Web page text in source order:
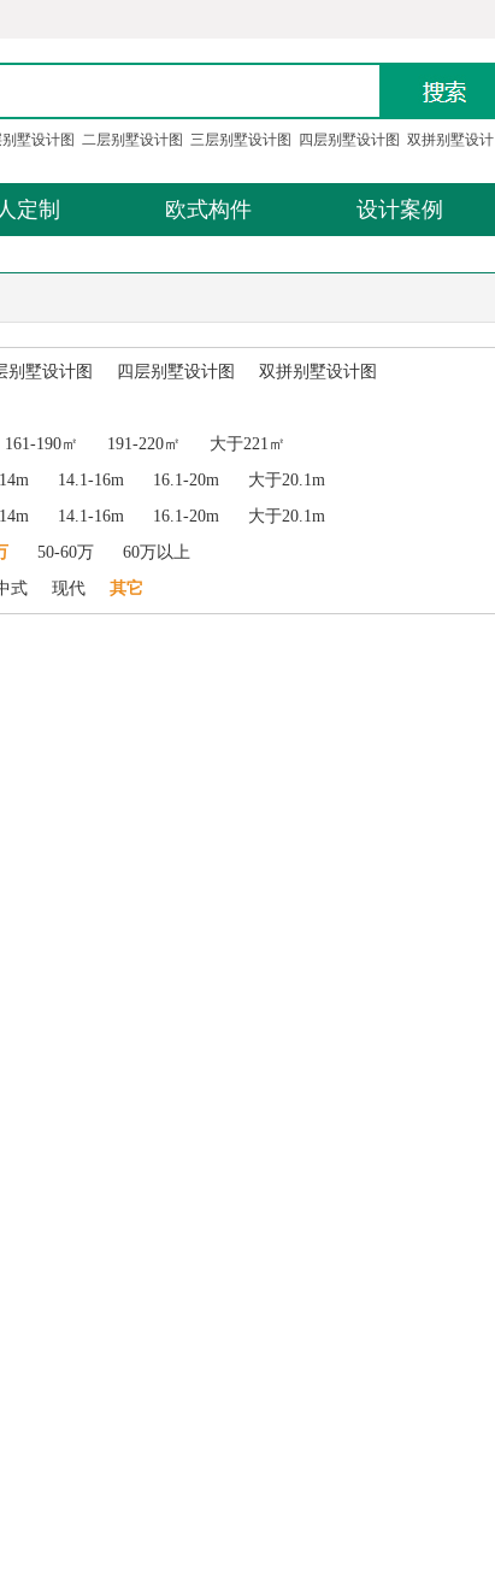
墅设计图 二层别墅设计图 三层别墅设计图 四层别墅设计图 双拼别墅设计
定制 欧式构件 设计案例
别墅设计图 四层别墅设计图
双拼别墅设计图
161-190㎡ 191-220㎡
大于221㎡
14.1-16m 16.1-20m
大于20.1m
14.1-16m 16.1-20m
大于20.1m
50-60万
60万以上
式 现代 其它